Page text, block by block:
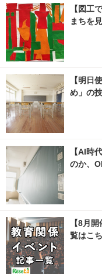
【図工
まちを
【明日
め」の
【AI時
のか、
【8月
覧はこ